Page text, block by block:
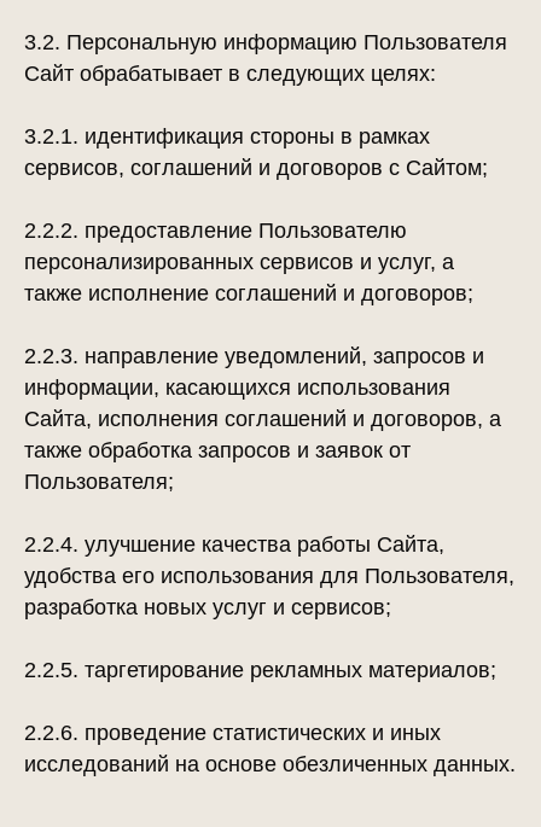
3.2. Персональную информацию Пользователя
Сайт обрабатывает в следующих целях:
3.2.1. идентификация стороны в рамках
сервисов, соглашений и договоров с Сайтом;
2.2.2. предоставление Пользователю
персонализированных сервисов и услуг, а
также исполнение соглашений и договоров;
2.2.3. направление уведомлений, запросов и
информации, касающихся использования
Сайта, исполнения соглашений и договоров, а
также обработка запросов и заявок от
Пользователя;
2.2.4. улучшение качества работы Сайта,
удобства его использования для Пользователя,
разработка новых услуг и сервисов;
2.2.5. таргетирование рекламных материалов;
2.2.6. проведение статистических и иных
исследований на основе обезличенных данных.